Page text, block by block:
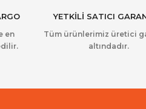
en
YETKİLİ SATICI
Tüm ürünlerimiz üretici
altındadır.